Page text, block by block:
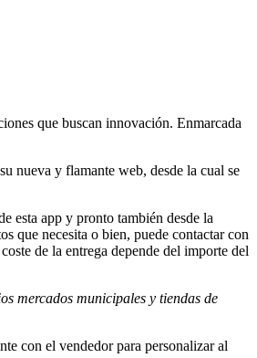
que buscan innovación. Enmarcada
nueva y flamante web, desde la cual se
esta app y pronto también desde la
que necesita o bien, puede contactar con
de la entrega depende del importe del
mercados municipales y tiendas de
con el vendedor para personalizar al